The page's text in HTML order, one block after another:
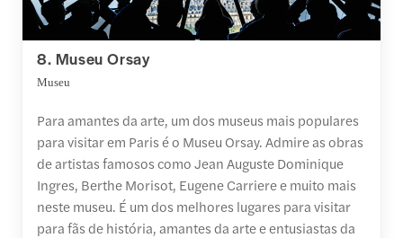
8. Museu Orsay
Museu
Para amantes da arte, um dos museus mais populares
para visitar em Paris é o Museu Orsay. Admire as obras
de artistas famosos como Jean Auguste Dominique
Ingres, Berthe Morisot, Eugene Carriere e muito mais
neste museu. É um dos melhores lugares para visitar
para fãs de história, amantes da arte e entusiastas da